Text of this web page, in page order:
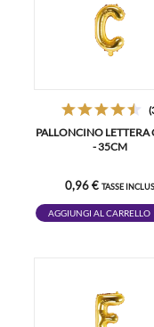
PALLONCINO LETTERA
- 35CM
0,96 € TASSE
AGGIUNGI AL CARRELLO